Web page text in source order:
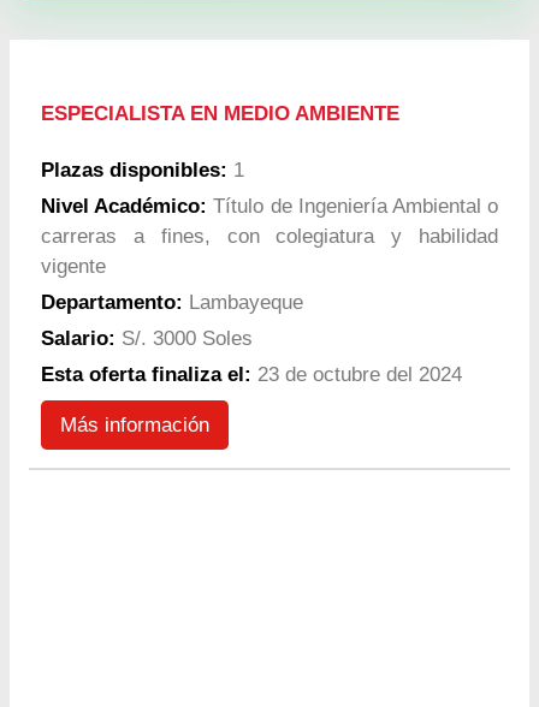
ESPECIALISTA EN MEDIO AMBIENTE
Plazas disponibles: 1
Nivel Académico: Título de Ingeniería Ambiental o
carreras a fines, con colegiatura y habilidad
vigente
Departamento: Lambayeque
Salario: S/. 3000 Soles
Esta oferta finaliza el: 23 de octubre del 2024
Más información